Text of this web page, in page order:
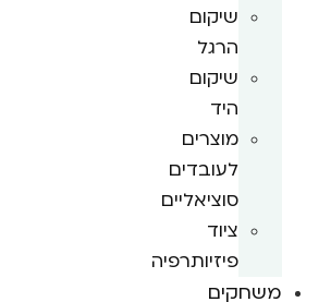
שיקום
הרגל
שיקום
היד
מוצרים
לעובדים
סוציאליים
ציוד
פיזיותרפיה
משחקים